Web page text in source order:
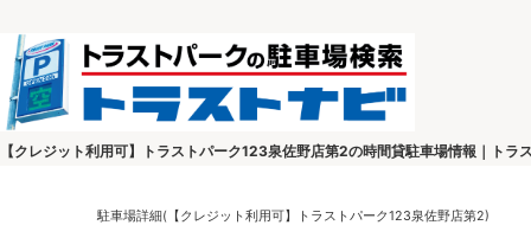
【クレジット利用可】トラストパーク123泉佐野店第2の時間貸駐車場情報｜トラ
駐車場詳細(【クレジット利用可】トラストパーク123泉佐野店第2)